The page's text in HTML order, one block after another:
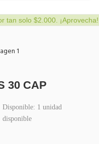
tan solo $2.000. ¡Aprovecha!
30 CAP
Disponible: 1 unidad
disponible